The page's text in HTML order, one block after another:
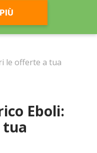
le offerte a tua
Eboli:
tua